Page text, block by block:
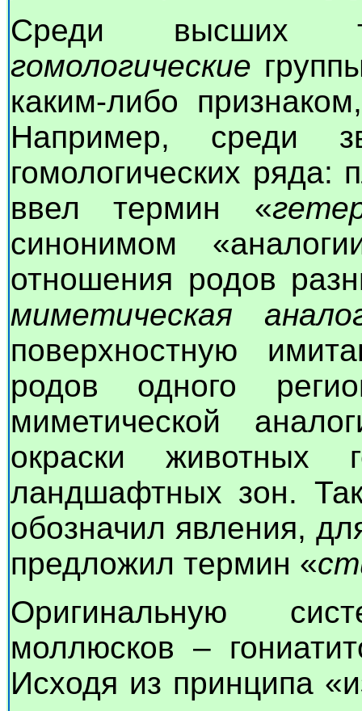
Среди высших
гомологические
каким-либо
Например, среди
гомологических
ввел термин «
синонимом
отношения родов
миметическая
поверхностную
родов одного
миметической
окраски животных
ландшафтных зон.
обозначил явления,
предложил термин «
Оригинальную
моллюсков –
Исходя из принципа